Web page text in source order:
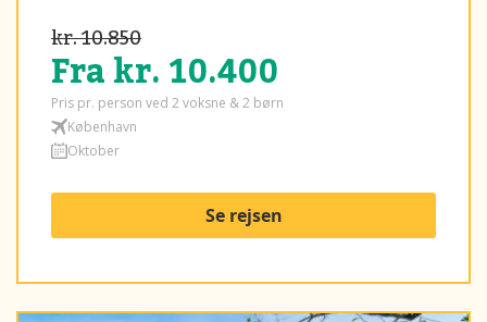
kr. 10.850
Fra kr. 10.400
Pris pr. person ved 2 voksne & 2 børn
København
Oktober
Se rejsen